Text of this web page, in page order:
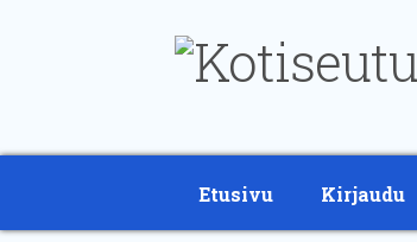
Etusivu Kirjaudu